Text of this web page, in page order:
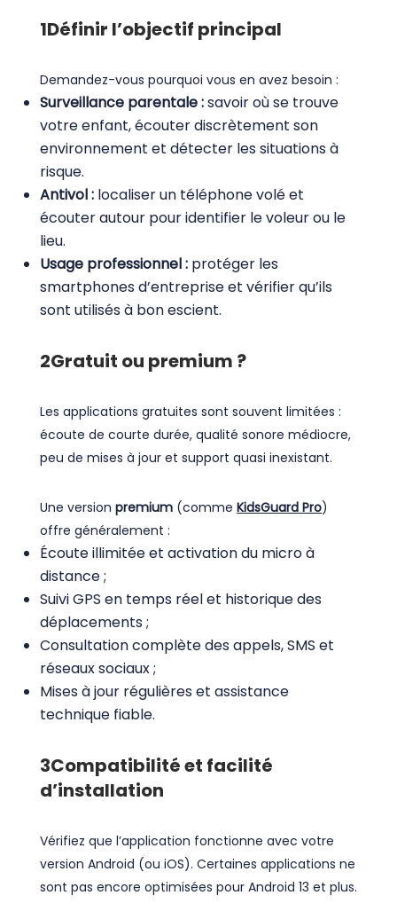
1Définir l’objectif principal
Demandez-vous pourquoi vous en avez besoin :
Surveillance parentale :savoir où se trouve
votre enfant, écouter discrètement son
environnement et détecter les situations à
risque.
Antivol : localiser un téléphone volé et
écouter autour pour identifier le voleur ou le
lieu.
Usage professionnel : protéger les
smartphones d’entreprise et vérifier qu’ils
sont utilisés à bon escient.
2Gratuit ou premium ?
Les applications gratuites sont souvent limitées :
écoute de courte durée, qualité sonore médiocre,
peu de mises à jour et support quasi inexistant.
Une version premium (comme KidsGuard Pro)
offre généralement :
Écoute illimitée et activation du micro à
distance ;
Suivi GPS en temps réel et historique des
déplacements ;
Consultation complète des appels, SMS et
réseaux sociaux ;
Mises à jour régulières et assistance
technique fiable.
3Compatibilité et facilité
d’installation
Vérifiez que l’application fonctionne avec votre
version Android (ou iOS). Certaines applications ne
sont pas encore optimisées pour Android 13 et plus.